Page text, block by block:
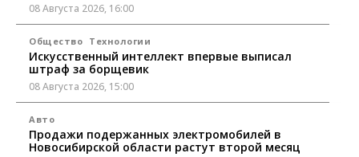
08 Августа 2026, 16:00
Общество Технологии
Искусственный интеллект впервые выписал
штраф за борщевик
08 Августа 2026, 15:00
Авто
Продажи подержанных электромобилей в
Новосибирской области растут второй месяц